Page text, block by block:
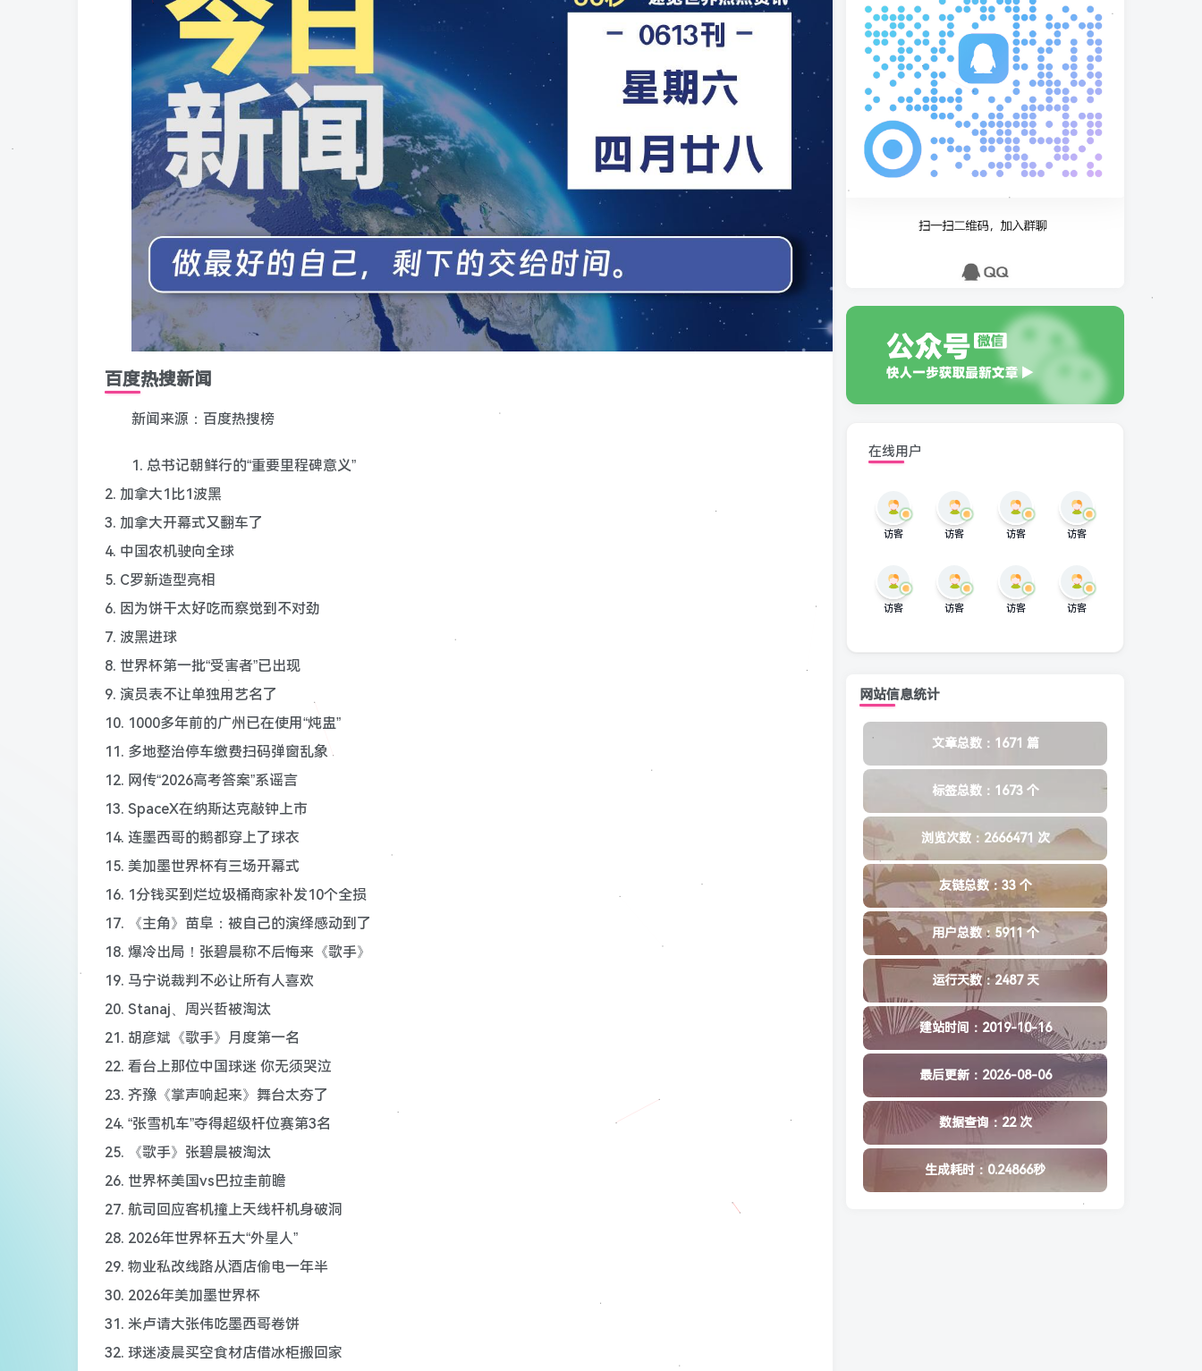
百度热搜新闻
新闻来源：百度热搜榜
1. 总书记朝鲜行的“重要里程碑意义”
2. 加拿大1比1波黑
3. 加拿大开幕式又翻车了
4. 中国农机驶向全球
5. C罗新造型亮相
6. 因为饼干太好吃而察觉到不对劲
7. 波黑进球
8. 世界杯第一批“受害者”已出现
9. 演员表不让单独用艺名了
10. 1000多年前的广州已在使用“炖盅”
11. 多地整治停车缴费扫码弹窗乱象
12. 网传“2026高考答案”系谣言
13. SpaceX在纳斯达克敲钟上市
14. 连墨西哥的鹅都穿上了球衣
15. 美加墨世界杯有三场开幕式
16. 1分钱买到烂垃圾桶商家补发10个全损
17. 《主角》苗阜：被自己的演绎感动到了
18. 爆冷出局！张碧晨称不后悔来《歌手》
19. 马宁说裁判不必让所有人喜欢
20. Stanaj、周兴哲被淘汰
21. 胡彦斌《歌手》月度第一名
22. 看台上那位中国球迷 你无须哭泣
23. 齐豫《掌声响起来》舞台太夯了
24. “张雪机车”夺得超级杆位赛第3名
25. 《歌手》张碧晨被淘汰
26. 世界杯美国vs巴拉圭前瞻
27. 航司回应客机撞上天线杆机身破洞
28. 2026年世界杯五大“外星人”
29. 物业私改线路从酒店偷电一年半
30. 2026年美加墨世界杯
31. 米卢请大张伟吃墨西哥卷饼
32. 球迷凌晨买空食材店借冰柜搬回家
在线用户
访客 访客 访客 访客
访客 访客 访客 访客
网站信息统计
文章总数：1671 篇
标签总数：1673 个
浏览次数：2666471 次
友链总数：33 个
用户总数：5911 个
运行天数：2487 天
建站时间：2019-10-16
最后更新：2026-08-06
数据查询：22 次
生成耗时：0.24866秒